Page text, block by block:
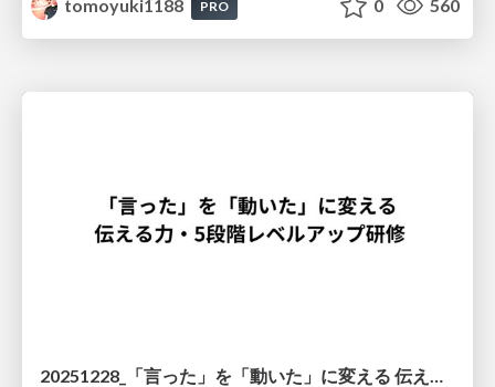
tomoyuki1188
PRO 0 560
20251228_「言った」を「動いた」に変える 伝える力・5段階レベルアップ研修_社内研修資料